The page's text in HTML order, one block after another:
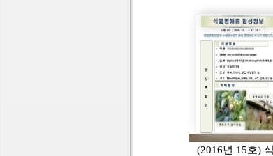
(2016년 15호)